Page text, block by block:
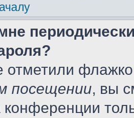
отметили
посещении, вы